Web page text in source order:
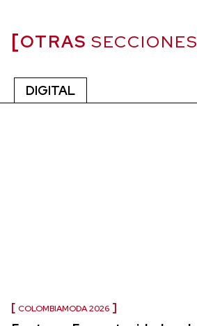
OTRAS SECCIONES
DIGITAL
COLOMBIAMODA 2026